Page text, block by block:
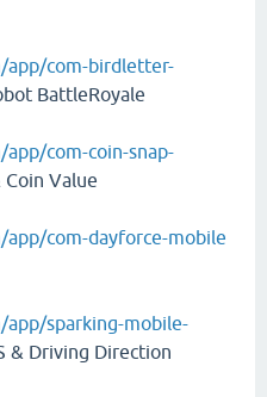
app/com-birdletter-
BattleRoyale
com-coin-snap-
Value
com-dayforce-mobile
sparking-mobile-
& Driving Direction